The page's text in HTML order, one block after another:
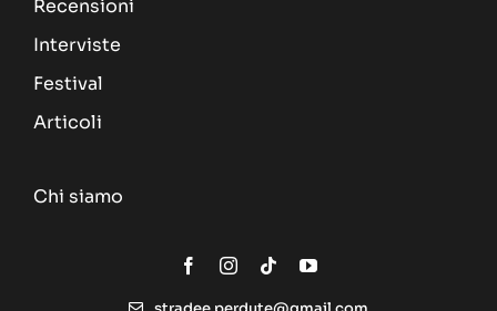
Recensioni
Interviste
Festival
Articoli
Chi siamo